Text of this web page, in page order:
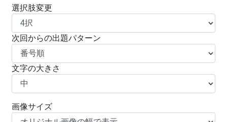
選択肢変更
次回からの出題パターン
文字の大きさ
画像サイズ